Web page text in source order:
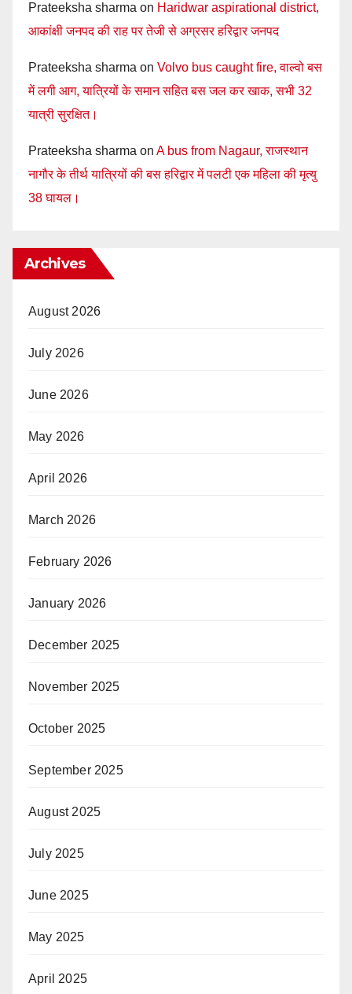
Prateeksha sharma on Haridwar aspirational district,
आकांक्षी जनपद की राह पर तेजी से अग्रसर हरिद्वार जनपद
Prateeksha sharma on Volvo bus caught fire, वाल्वो बस
में लगी आग, यात्रियों के समान सहित बस जल कर खाक, सभी 32
यात्री सुरक्षित।
Prateeksha sharma on A bus from Nagaur, राजस्थान
नागौर के तीर्थ यात्रियों की बस हरिद्वार में पलटी एक महिला की मृत्यु
38 घायल।
Archives
August 2026
July 2026
June 2026
May 2026
April 2026
March 2026
February 2026
January 2026
December 2025
November 2025
October 2025
September 2025
August 2025
July 2025
June 2025
May 2025
April 2025